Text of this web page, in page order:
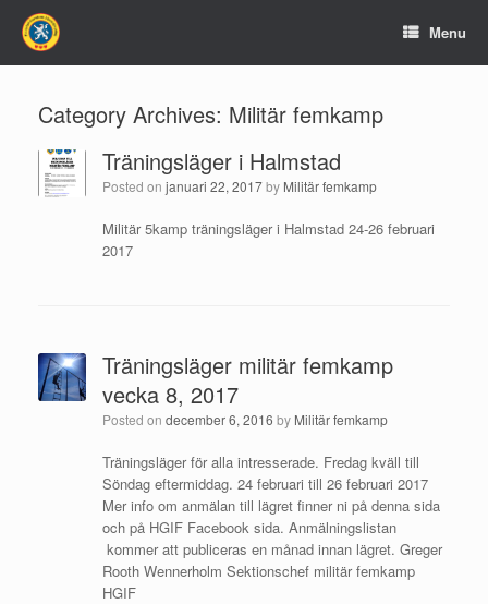
Menu
Category Archives: Militär femkamp
Träningsläger i Halmstad
Posted on januari 22, 2017by Militär femkamp
Militär 5kamp träningsläger i Halmstad 24-26 februari
2017
Träningsläger militär femkamp
vecka 8, 2017
Posted on december 6, 2016 by Militär femkamp
Träningsläger för alla intresserade. Fredag kväll till
Söndag eftermiddag. 24 februari till 26 februari 2017
Mer info om anmälan till lägret finner ni på denna sida
och på HGIF Facebook sida. Anmälningslistan
kommer att publiceras en månad innan lägret. Greger
Rooth Wennerholm Sektionschef militär femkamp
HGIF